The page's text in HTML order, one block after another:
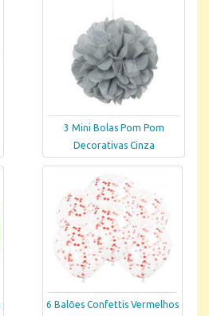
3 Mini Bolas Pom Pom
Decorativas Cinza
6 Balões Confettis Vermelhos